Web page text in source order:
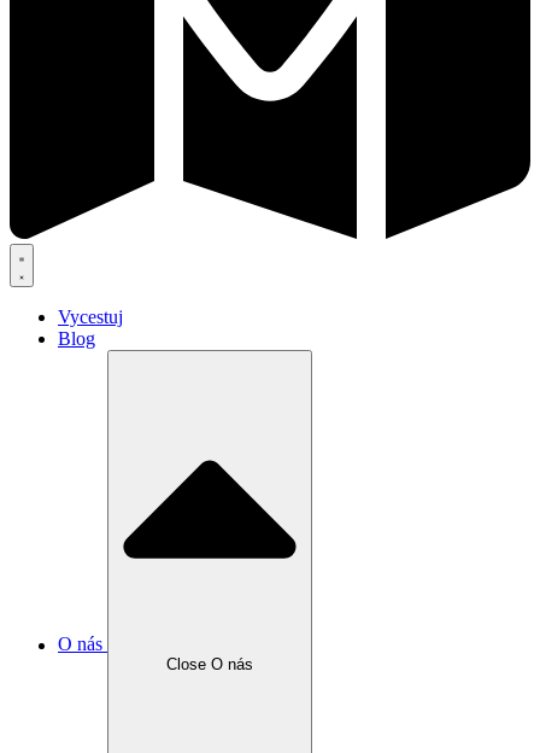
Vycestuj
Blog
O nás
Close O nás